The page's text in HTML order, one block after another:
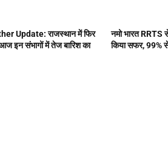
Update: राजस्थान में फिर
इन संभागों में तेज बारिश का
नमो भारत RRTS
किया सफर, 99%